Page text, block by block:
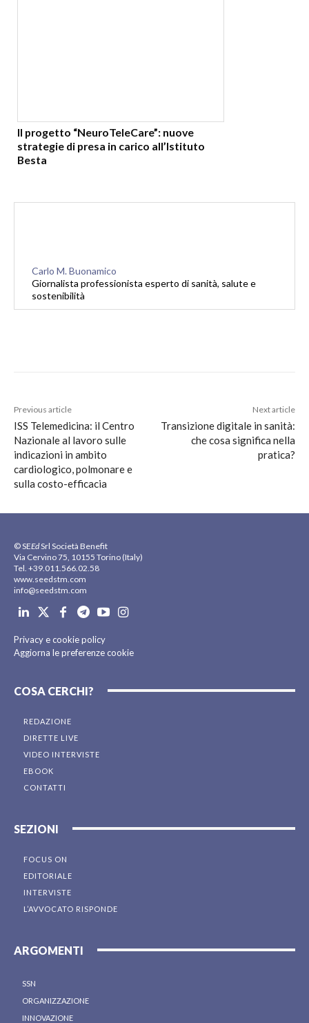
Il progetto “NeuroTeleCare”: nuove
strategie di presa in carico all’Istituto
Besta
Carlo M. Buonamico
Giornalista professionista esperto di sanità, salute e
sostenibilità
Previous article
ISS Telemedicina: il Centro
Nazionale al lavoro sulle
indicazioni in ambito
cardiologico, polmonare e
sulla costo-efficacia
Next article
Transizione digitale in sanità:
che cosa significa nella
pratica?
© SEEdSrl Società Benefit
Via Cervino 75, 10155 Torino (Italy)
Tel. +39.011.566.02.58
www.seedstm.com
info@seedstm.com
Privacy e cookie policy
Aggiorna le preferenze cookie
COSA CERCHI?
REDAZIONE
DIRETTE LIVE
VIDEO INTERVISTE
EBOOK
CONTATTI
SEZIONI
FOCUS ON
EDITORIALE
INTERVISTE
L’AVVOCATO RISPONDE
ARGOMENTI
SSN
ORGANIZZAZIONE
INNOVAZIONE